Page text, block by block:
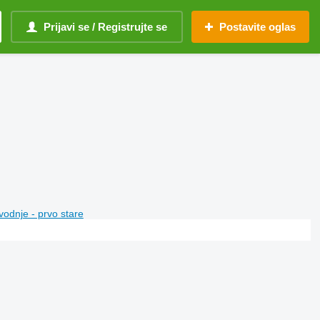
Prijavi se / Registrujte se Postavite oglas
- prvo stare